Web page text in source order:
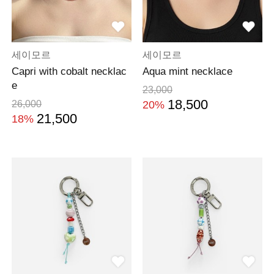
세이모르
Capri with cobalt necklac
e
26,000
18% 21,500
세이모르
Aqua mint necklace
23,000
20% 18,500